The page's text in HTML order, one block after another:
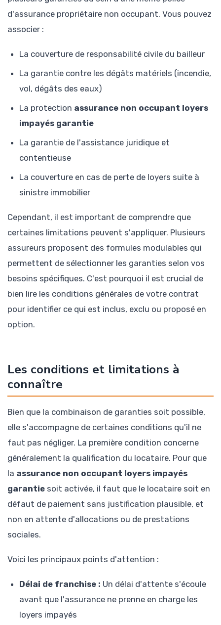
d'assurance propriétaire non occupant. Vous pouvez
associer :
La couverture de responsabilité civile du bailleur
La garantie contre les dégâts matériels (incendie,
vol, dégâts des eaux)
La protection assurance non occupant loyers
impayés garantie
La garantie de l'assistance juridique et
contentieuse
La couverture en cas de perte de loyers suite à
sinistre immobilier
Cependant, il est important de comprendre que
certaines limitations peuvent s'appliquer. Plusieurs
assureurs proposent des formules modulables qui
permettent de sélectionner les garanties selon vos
besoins spécifiques. C'est pourquoi il est crucial de
bien lire les conditions générales de votre contrat
pour identifier ce qui est inclus, exclu ou proposé en
option.
Les conditions et limitations à
connaître
Bien que la combinaison de garanties soit possible,
elle s'accompagne de certaines conditions qu'il ne
faut pas négliger. La première condition concerne
généralement la qualification du locataire. Pour que
la assurance non occupant loyers impayés
garantie soit activée, il faut que le locataire soit en
défaut de paiement sans justification plausible, et
non en attente d'allocations ou de prestations
sociales.
Voici les principaux points d'attention :
Délai de franchise : Un délai d'attente s'écoule
avant que l'assurance ne prenne en charge les
loyers impayés